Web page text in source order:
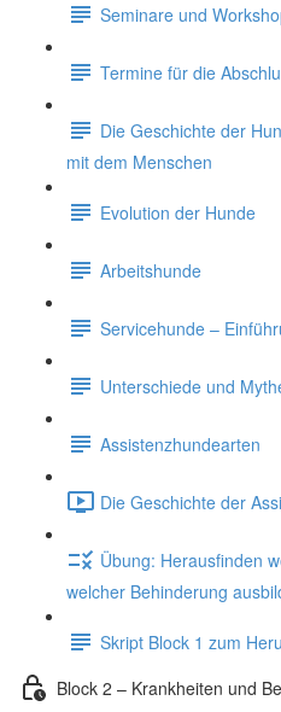
Seminare und
Termine für die
Die Geschichte der
mit dem Menschen
Evolution der Hunde
Arbeitshunde
Servicehunde –
Unterschiede und
Assistenzhundearten
Die Geschichte der
Übung: Herausfinden
welcher Behinderung
Skript Block 1 zum
Block 2 – Krankheiten und